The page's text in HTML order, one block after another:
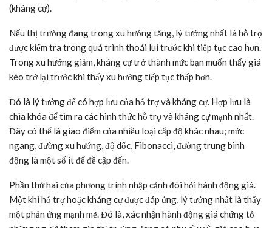
(kháng cự).
Nếu thị trường đang trong xu hướng tăng, lý tưởng nhất là hỗ trợ
được kiểm tra trong quá trình thoái lui trước khi tiếp tục cao hơn.
Trong xu hướng giảm, kháng cự trở thành mức bạn muốn thấy giá
kéo trở lại trước khi thấy xu hướng tiếp tục thấp hơn.
Đó là lý tưởng để có hợp lưu của hỗ trợ và kháng cự. Hợp lưu là
chìa khóa để tìm ra các hình thức hỗ trợ và kháng cự mạnh nhất.
Đây có thể là giao điểm của nhiều loại cấp độ khác nhau; mức
ngang, đường xu hướng, độ dốc, Fibonacci, đường trung bình
động là một số ít để đề cập đến.
Phần thứ hai của phương trình nhập cảnh đòi hỏi hành động giá.
Một khi hỗ trợ hoặc kháng cự được đáp ứng, lý tưởng nhất là thấy
một phản ứng mạnh mẽ. Đó là, xác nhận hành động giá chứng tỏ